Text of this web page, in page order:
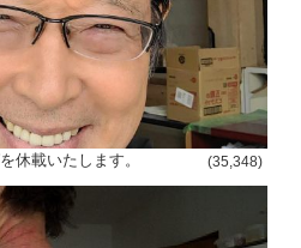
休載いたします。 (35,348)